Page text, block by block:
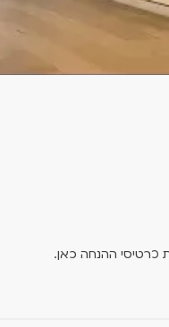
כרטיסי ההנחה כאן.